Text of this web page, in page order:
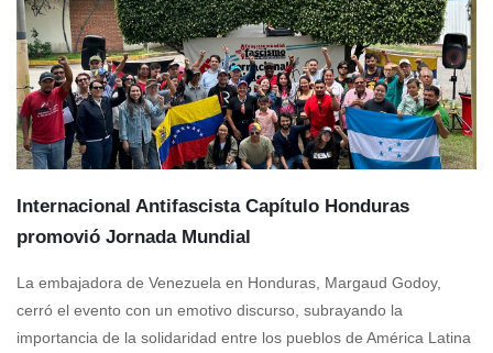
Internacional Antifascista Capítulo Honduras
promovió Jornada Mundial
La embajadora de Venezuela en Honduras, Margaud Godoy,
cerró el evento con un emotivo discurso, subrayando la
importancia de la solidaridad entre los pueblos de América Latina